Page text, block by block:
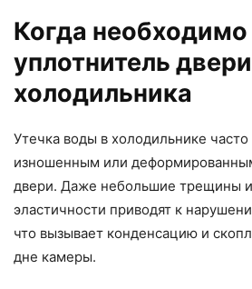
Когда
уплотнитель двери
холодильника
Утечка воды в холодильнике часто
изношенным или
двери. Даже небольшие трещины
эластичности приводят к
что вызывает конденсацию и
дне камеры.